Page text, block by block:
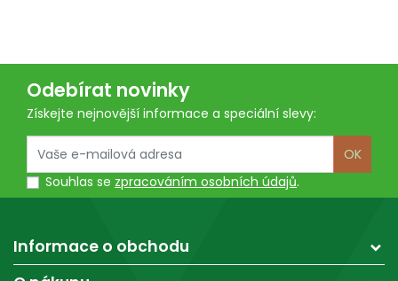
Odebírat novinky
Získejte nejnovější informace a speciální slevy:
OK
Souhlas se zpracováním osobních údajů.
Informace o obchodu